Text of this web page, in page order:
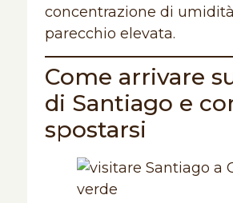
concentrazione di
parecchio elevata.
Come arrivare
di Santiago e
spostarsi